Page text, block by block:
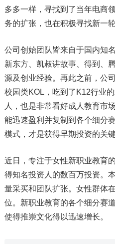
多多一样，寻找到了当年电商
务的扩张，也在积极寻找新一轮
公司创始团队皆来自于国内知
新东方、凯叔讲故事、得到、
源及创业经验。再此之前，公
校园类KOL，吃到了K12行业
人，也是非常看好成人教育市
能迅速盈利并复制到各个细分
模式，才是获得早期投资的关键
近日，专注于女性新职业教
得知名投资人的数百万投资。
量采买和团队扩张。女性群体
位。新职业教育的各个细分赛
使得推崇文化得以迅速增长。